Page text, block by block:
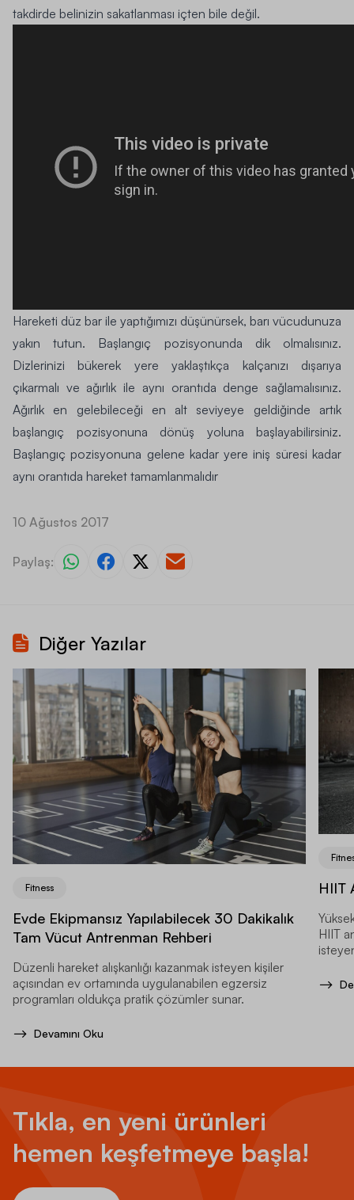
takdirde belinizin sakatlanması içten bile değil.
Hareketi düz bar ile yaptığımızı düşünürsek, barı vücudunuza
yakın tutun. Başlangıç pozisyonunda dik olmalısınız.
Dizlerinizi bükerek yere yaklaştıkça kalçanızı dışarıya
çıkarmalı ve ağırlık ile aynı orantıda denge sağlamalısınız.
Ağırlık en gelebileceği en alt seviyeye geldiğinde artık
başlangıç pozisyonuna dönüş yoluna başlayabilirsiniz.
Başlangıç pozisyonuna gelene kadar yere iniş süresi kadar
aynı orantıda hareket tamamlanmalıdır
10 Ağustos 2017
Paylaş:
Diğer Yazılar
Fitness
Evde Ekipmansız Yapılabilecek 30 Dakikalık
Tam Vücut Antrenman Rehberi
Düzenli hareket alışkanlığı kazanmak isteyen kişiler
açısından ev ortamında uygulanabilen egzersiz
programları oldukça pratik çözümler sunar.
Devamını Oku
HIIT
HIIT
Tıkla, en yeni ürünleri
hemen keşfetmeye başla!